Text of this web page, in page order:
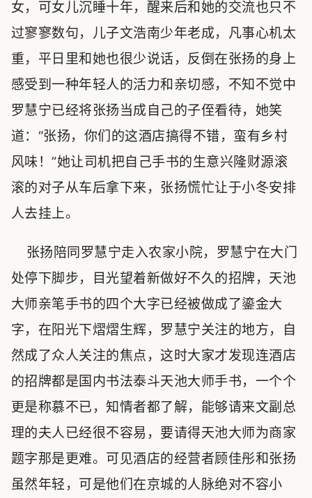
女，可女儿沉睡十年，醒来后和她的交流也只不
过寥寥数句，儿子文浩南少年老成，凡事心机太
重，平日里和她也很少说话，反倒在张扬的身上
感受到一种年轻人的活力和亲切感，不知不觉中
罗慧宁已经将张扬当成自己的子侄看待，她笑
道：“张扬，你们的这酒店搞得不错，蛮有乡村
风味！”她让司机把自己手书的生意兴隆财源滚
滚的对子从车后拿下来，张扬慌忙让于小冬安排
人去挂上。
张扬陪同罗慧宁走入农家小院，罗慧宁在大门
处停下脚步，目光望着新做好不久的招牌，天池
大师亲笔手书的四个大字已经被做成了鎏金大
字，在阳光下熠熠生辉，罗慧宁关注的地方，自
然成了众人关注的焦点，这时大家才发现连酒店
的招牌都是国内书法泰斗天池大师手书，一个个
更是称慕不已，知情者都了解，能够请来文副总
理的夫人已经很不容易，要请得天池大师为商家
题字那是更难。可见酒店的经营者顾佳彤和张扬
虽然年轻，可是他们在京城的人脉绝对不容小